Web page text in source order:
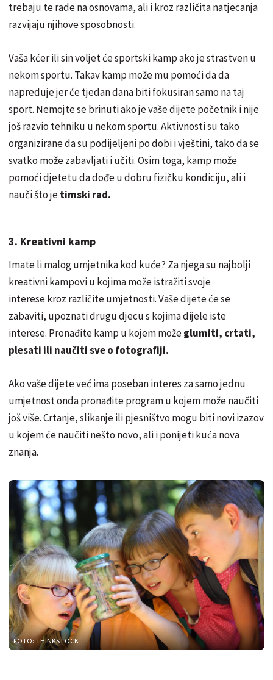
trebaju te rade na osnovama, ali i kroz različita natjecanja
razvijaju njihove sposobnosti.
Vaša kćer ili sin voljet će sportski kamp ako je strastven u
nekom sportu. Takav kamp može mu pomoći da da
napreduje jer će tjedan dana biti fokusiran samo na taj
sport. Nemojte se brinuti ako je vaše dijete početnik i nije
još razvio tehniku u nekom sportu. Aktivnosti su tako
organizirane da su podijeljeni po dobi i vještini, tako da se
svatko može zabavljati i učiti. Osim toga, kamp može
pomoći djetetu da dođe u dobru fizičku kondiciju, ali i
nauči što jetimski rad.
3. Kreativni kamp
Imate li malog umjetnika kod kuće? Za njega su najbolji
kreativni kampovi u kojima može istražiti svoje
interese kroz različite umjetnosti. Vaše dijete će se
zabaviti, upoznati drugu djecu s kojima dijele iste
interese. Pronađite kamp u kojem možeglumiti, crtati,
plesati ili naučiti sve o fotografiji.
Ako vaše dijete već ima poseban interes za samo jednu
umjetnost onda pronađite program u kojem može naučiti
još više. Crtanje, slikanje ili pjesništvo mogu biti novi izazov
u kojem će naučiti nešto novo, ali i ponijeti kuća nova
znanja.
FOTO: THINKSTOCK